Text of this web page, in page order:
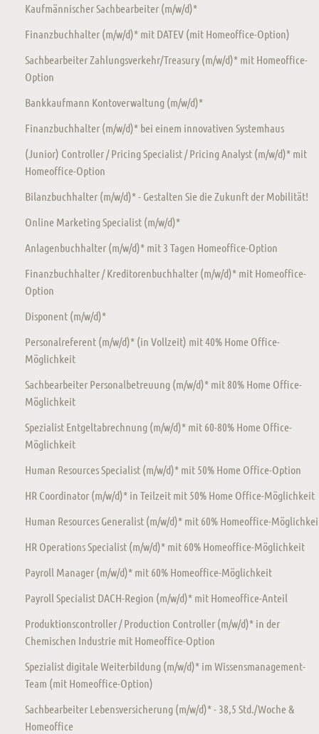
Kaufmännischer Sachbearbeiter (m/w/d)*
Finanzbuchhalter (m/w/d)* mit DATEV (mit Homeoffice-Option)
Sachbearbeiter Zahlungsverkehr/Treasury (m/w/d)* mit Homeoffice-
Option
Bankkaufmann Kontoverwaltung (m/w/d)*
Finanzbuchhalter (m/w/d)* bei einem innovativen Systemhaus
(Junior) Controller / Pricing Specialist / Pricing Analyst (m/w/d)* mit
Homeoffice-Option
Bilanzbuchhalter (m/w/d)* - Gestalten Sie die Zukunft der Mobilität!
Online Marketing Specialist (m/w/d)*
Anlagenbuchhalter (m/w/d)* mit 3 Tagen Homeoffice-Option
Finanzbuchhalter / Kreditorenbuchhalter (m/w/d)* mit Homeoffice-
Option
Disponent (m/w/d)*
Personalreferent (m/w/d)* (in Vollzeit) mit 40% Home Office-
Möglichkeit
Sachbearbeiter Personalbetreuung (m/w/d)* mit 80% Home Office-
Möglichkeit
Spezialist Entgeltabrechnung (m/w/d)* mit 60-80% Home Office-
Möglichkeit
Human Resources Specialist (m/w/d)* mit 50% Home Office-Option
HR Coordinator (m/w/d)* in Teilzeit mit 50% Home Office-Möglichkeit
Human Resources Generalist (m/w/d)* mit 60% Homeoffice-
HR Operations Specialist (m/w/d)* mit 60% Homeoffice-Möglichkeit
Payroll Manager (m/w/d)* mit 60% Homeoffice-Möglichkeit
Payroll Specialist DACH-Region (m/w/d)* mit Homeoffice-Anteil
Produktionscontroller / Production Controller (m/w/d)* in der
Chemischen Industrie mit Homeoffice-Option
Spezialist digitale Weiterbildung (m/w/d)* im Wissensmanagement-
Team (mit Homeoffice-Option)
Sachbearbeiter Lebensversicherung (m/w/d)* - 38,5 Std./Woche &
Homeoffice